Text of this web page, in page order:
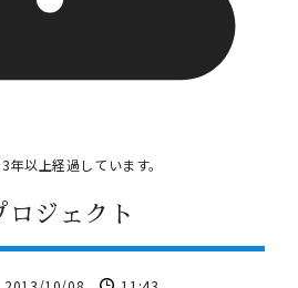
3年以上経過しています。
ロジェクト